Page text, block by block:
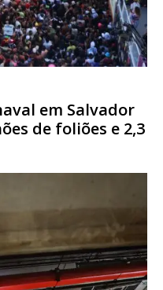
em Salvador
de foliões e 2,3